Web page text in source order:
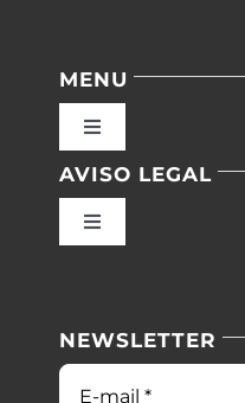
MENU
Toggle
Blog
AVISO LEGAL
Toggle
Condiciones de uso
NEWSLETTER